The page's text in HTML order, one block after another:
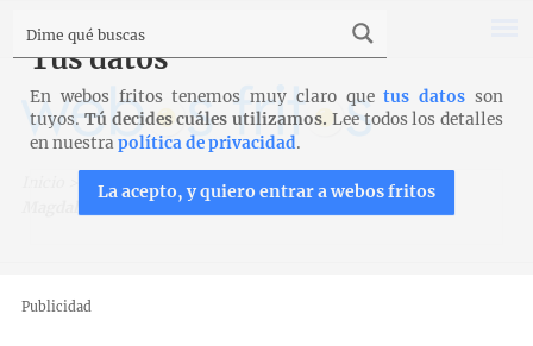
Recetas Bizcochos, magdalenas y galletas >
Magdalenas. Vídeo receta
Publicidad
Tus datos
En webos fritos tenemos muy claro quetus datos son
tuyos. Tú decides cuáles utilizamos. Lee todos los detalles
en nuestrapolítica de privacidad.
La acepto, y quiero entrar a webos fritos